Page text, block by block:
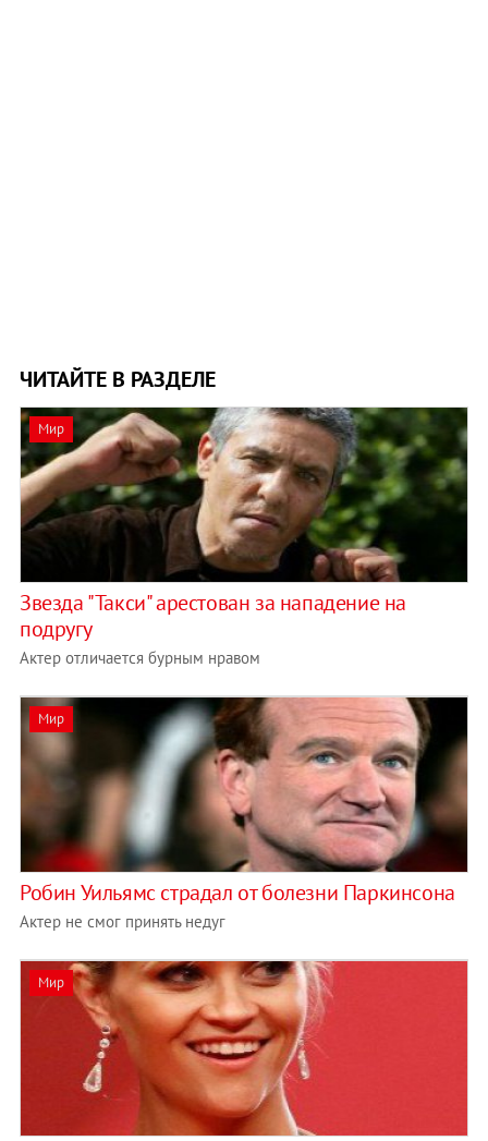
ЧИТАЙТЕ В РАЗДЕЛЕ
Мир
Звезда "Такси" арестован за нападение на
подругу
Актер отличается бурным нравом
Мир
Робин Уильямс страдал от болезни Паркинсона
Актер не смог принять недуг
Мир